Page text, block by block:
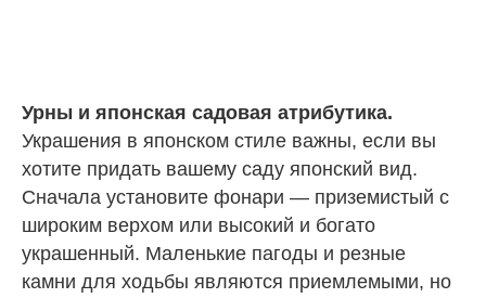
Урны и японская садовая атрибутика.
Украшения в японском стиле важны, если вы
хотите придать вашему саду японский вид.
Сначала установите фонари — приземистый с
широким верхом или высокий и богато
украшенный. Маленькие пагоды и резные
камни для ходьбы являются приемлемыми, но